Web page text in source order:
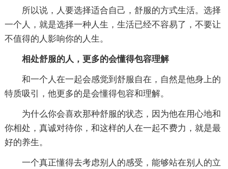
所以说，人要选择适合自己，舒服的方式生活。选择
一个人，就是选择一种人生，生活已经不容易了，不要让
不值得的人影响你的人生。
相处舒服的人，更多的会懂得包容理解
和一个人在一起会感觉到舒服自在，自然是他身上的
特质吸引，他更多的是会懂得包容和理解。
为什么你会喜欢那种舒服的状态，因为他在用心地和
你相处，真诚对待你，和这样的人在一起不费力，就是最
好的养生。
一个真正懂得去考虑别人的感受，能够站在别人的立